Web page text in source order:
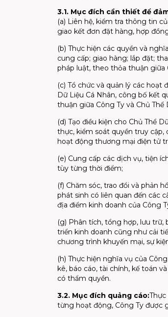
3.1. Mục đích cần thiết để
(a) Liên hệ, kiểm tra thông tin
giao kết đơn đặt hàng, hợp
(b) Thực hiện các quyền và
cung cấp; giao hàng; lắp đặt;
pháp luật, theo thỏa thuận giữa
(c) Tổ chức và quản lý các
Dữ Liệu Cá Nhân, công bố kết
thuận giữa Công Ty và Chủ
(d) Tạo điều kiện cho Chủ Thể
thực, kiểm soát quyền truy cập,
hoạt động thương mại điện tử
(e) Cung cấp các dịch vụ, tiện
tùy từng thời điểm;
(f) Chăm sóc, trao đổi và phản
phát sinh có liên quan đến các
địa điểm kinh doanh của Công
(g) Phân tích, tổng hợp, lưu trữ,
triển kinh doanh cũng như cải
chương trình khuyến mại, sự
(h) Thực hiện nghĩa vụ của
kê, báo cáo, tài chính, kế toán
có thẩm quyền.
3.2. Mục đích quảng cáo:
từng hoạt động, Công Ty được